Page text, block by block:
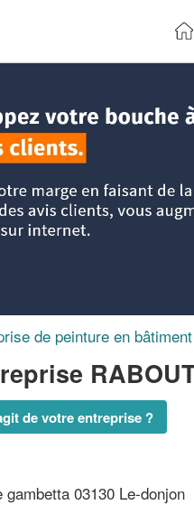
de peinture en bâtiment
de votre entreprise ?
gambetta 03130 Le-donjon